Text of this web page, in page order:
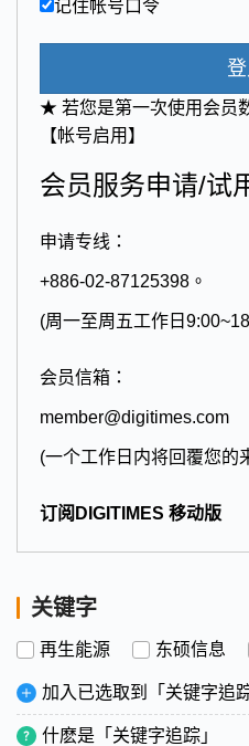
记住帐号口令
登
★ 若您是第一次使用会员
【帐号启用】
会员服务申请/试
申请专线：
+886-02-87125398。
(周一至周五工作日
会员信箱：
member@digitimes.com
(一个工作日内将回覆您的
订阅DIGITIMES 移动版
关键字
再生能源 东硕信息
加入已选取到「关键字追踪
什麽是「关键字追踪」